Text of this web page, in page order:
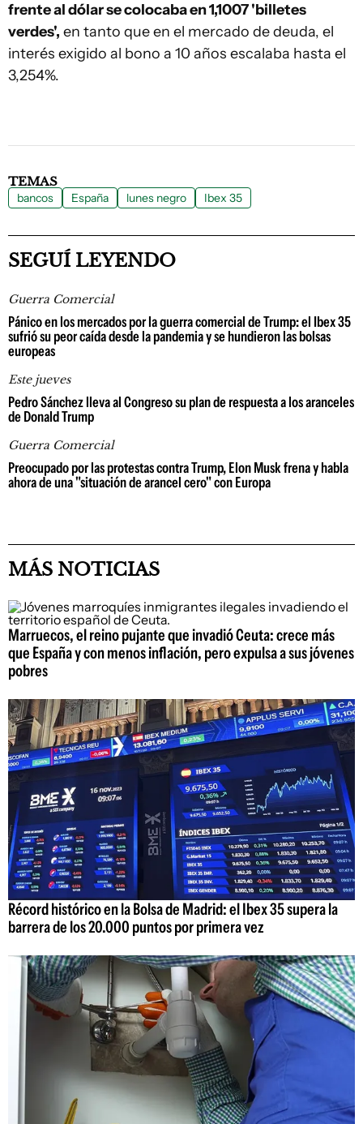
frente al dólar se colocaba en 1,1007 'billetes
verdes', en tanto que en el mercado de deuda, el
interés exigido al bono a 10 años escalaba hasta el
3,254%.
TEMAS
bancos España lunes negro Ibex 35
SEGUÍ LEYENDO
Guerra Comercial
Pánico en los mercados por la guerra comercial de Trump: el Ibex 35
sufrió su peor caída desde la pandemia y se hundieron las bolsas
europeas
Este jueves
Pedro Sánchez lleva al Congreso su plan de respuesta a los aranceles
de Donald Trump
Guerra Comercial
Preocupado por las protestas contra Trump, Elon Musk frena y habla
ahora de una "situación de arancel cero" con Europa
MÁS NOTICIAS
Marruecos, el reino pujante que invadió Ceuta: crece más
que España y con menos inflación, pero expulsa a sus jóvenes
pobres
Récord histórico en la Bolsa de Madrid: el Ibex 35 supera la
barrera de los 20.000 puntos por primera vez